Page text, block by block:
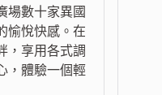
場數十家異國
愉悅快感。在
，享用各式調
，體驗一個輕